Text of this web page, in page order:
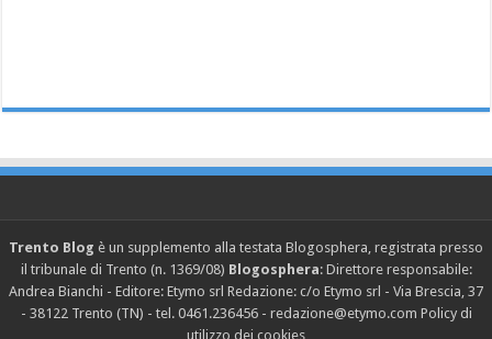
Trento Blog è un supplemento alla testata Blogosphera, registrata presso
il tribunale di Trento (n. 1369/08) Blogosphera: Direttore responsabile:
Andrea Bianchi - Editore: Etymo srl Redazione: c/o Etymo srl - Via Brescia, 37
- 38122 Trento (TN) - tel. 0461.236456 - redazione@etymo.com Policy di
utilizzo dei cookies